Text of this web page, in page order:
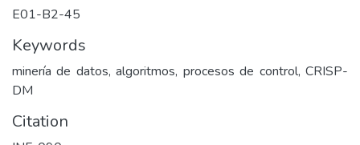
E01-B2-45
Keywords
minería de datos, algoritmos, procesos de control, CRISP-
DM
Citation